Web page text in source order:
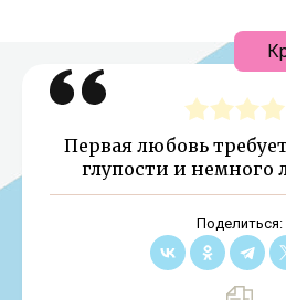
Первая любовь
глупости и немного
Поделиться: